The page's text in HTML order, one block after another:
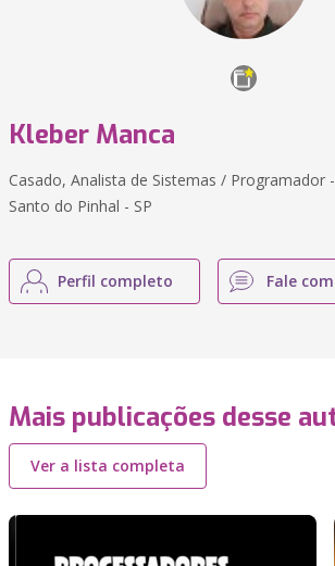
Kleber Manca
Casado, Analista de Sistemas / Programador
Santo do Pinhal - SP
Perfil completo Fale
Mais publicações desse
Ver a lista completa